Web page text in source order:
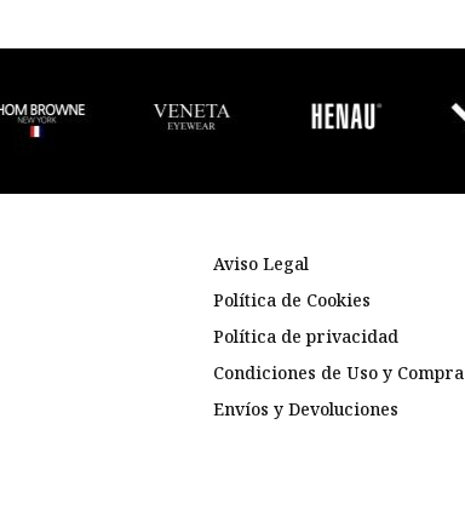
Aviso Legal
Política de Cookies
Política de privacidad
Condiciones de Uso y Compra
Envíos y Devoluciones